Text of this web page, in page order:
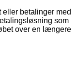
betalinger med
som
over en længere